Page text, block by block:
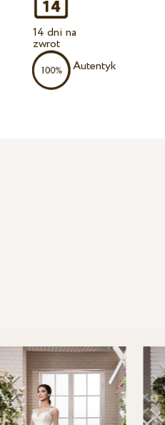
14 dni na
zwrot
Autentyk